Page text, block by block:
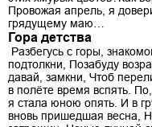
Провожая апрель, я
грядущему маю…
Гора детства
Разбегусь с горы,
подтолкни, Позабуду
давай, замкни, Чтоб
в полёте время вспять.
я стала юною опять. И в
вновь пришедшая весна,